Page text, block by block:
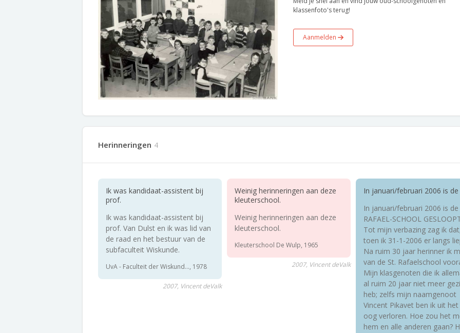
klassenfoto's terug!
Aanmelden
Herinneringen 4
Ik was kandidaat-assistent bij
prof.
Ik was kandidaat-assistent bij
prof. Van Dulst en ik was lid van
de raad en het bestuur van de
subfaculteit Wiskunde.
UvA - Faculteit der Wiskund..., 1978
2007, Vincent deValk
Weinig herinneringen aan deze
kleuterschool.
Weinig herinneringen aan deze
kleuterschool.
Kleuterschool De Wulp, 1965
2007, Vincent deValk
In januari/februari 2006 is de
In januari/februari 2006 is de
RAFAEL-SCHOOL
Tot mijn verbazing zag ik
toen ik 31-1-2006 er langs
Na ruim 30 jaar herinner ik
van de St. Rafaelschool
Mijn klasgenoten die ik
al ruim 20 jaar niet meer
heb; zelfs mijn naamgenoot
Vincent Pikavet ben ik uit het
oog verloren. Hoe zou het
hem en alle anderen gaan?